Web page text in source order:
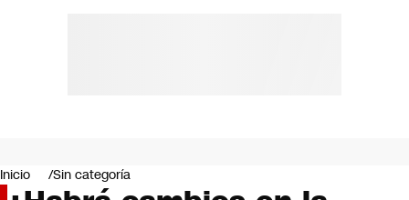
Negocios
Deportes
Inicio Sin categoría